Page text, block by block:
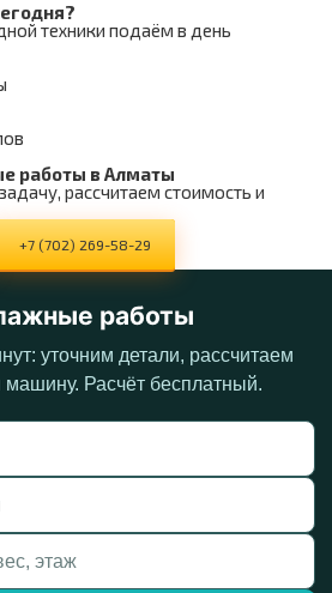
техники подаём в день
работы в Алматы
рассчитаем стоимость и
+7 (702) 269-58-29
работы
уточним детали, рассчитаем
Расчёт бесплатный.